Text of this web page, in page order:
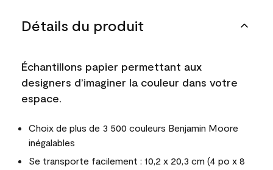
Détails du produit
Échantillons papier permettant aux
designers d’imaginer la couleur dans votre
espace.
Choix de plus de 3 500 couleurs Benjamin Moore
inégalables
Se transporte facilement : 10,2 x 20,3 cm (4 po x 8